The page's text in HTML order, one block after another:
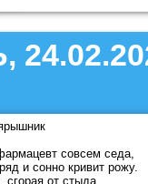
совсем седа,
и сонно кривит рожу.
от стыда,